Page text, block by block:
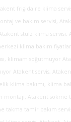
frigidaire klima
ve bakım servisi,
stulz klima
klima bakım
klimam soğutmuyor
Atakent servis,
klima bakımı, klima
montajı, Atakent
takma tamir bakım